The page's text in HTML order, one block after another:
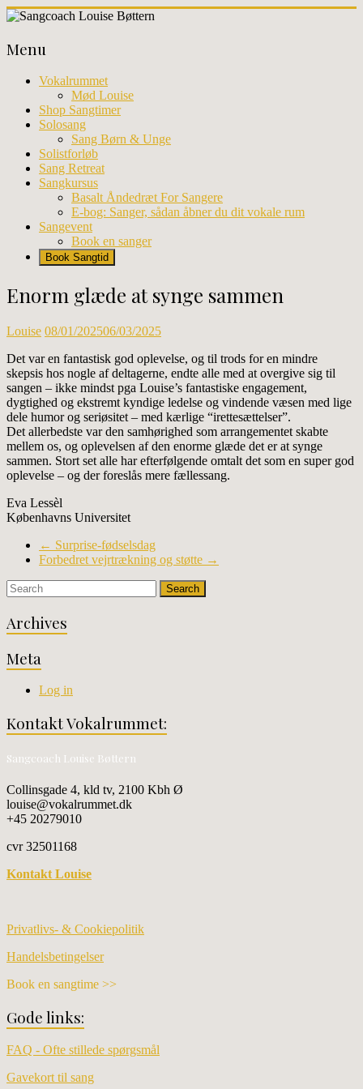
Skip
content
Louise
Bøttern
Professionel
sangundervisning
workhops
København
Menu
Vokalrummet
Mød Louise
Shop Sangtimer
Solosang
Sang Børn & Unge
Solistforløb
Sang Retreat
Sangkursus
Basalt Åndedræt For Sangere
E-bog: Sanger, sådan åbner du dit vokale rum
Sangevent
Book en sanger
Book Sangtid
Enorm glæde at synge sammen
Louise 08/01/202506/03/2025
Det var en fantastisk god oplevelse, og til trods for en mindre
skepsis hos nogle af deltagerne, endte alle med at overgive sig til
sangen – ikke mindst pga Louise’s fantastiske engagement,
dygtighed og ekstremt kyndige ledelse og vindende væsen med lige
dele humor og seriøsitet – med kærlige “irettesættelser”.
Det allerbedste var den samhørighed som arrangementet skabte
mellem os, og oplevelsen af den enorme glæde det er at synge
sammen. Stort set alle har efterfølgende omtalt det som en super god
oplevelse – og der foreslås mere fællessang.
Eva Lessèl
Københavns Universitet
← Surprise-fødselsdag
Forbedret vejrtrækning og støtte →
Archives
Meta
Log in
Kontakt Vokalrummet:
Sangcoach Louise Bøttern
Collinsgade 4, kld tv, 2100 Kbh Ø
louise@vokalrummet.dk
+45 20279010
cvr 32501168
Kontakt Louise
Privatlivs- & Cookiepolitik
Handelsbetingelser
Book en sangtime >>
Gode links:
FAQ - Ofte stillede spørgsmål
Gavekort til sang